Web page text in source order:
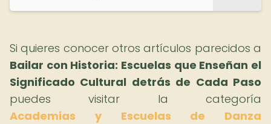
Si quieres conocer otros artículos parecidos a
Bailar con Historia: Escuelas que Enseñan el
Significado Cultural detrás de Cada Paso
puedes visitar la categoría
Academias y Escuelas de Danza